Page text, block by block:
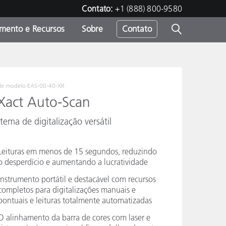
Contato: +1 (888) 800-9580
e Recursos Sobre Contato
modelo EAS-00-40-XR
Auto-Scan
de digitalização versátil
em menos de 15 segundos, reduzindo
desperdício e aumentando a lucratividade
portátil e destacável com recursos
para digitalizações manuais e
e leituras totalmente automatizadas
alinhamento da barra de cores com laser e